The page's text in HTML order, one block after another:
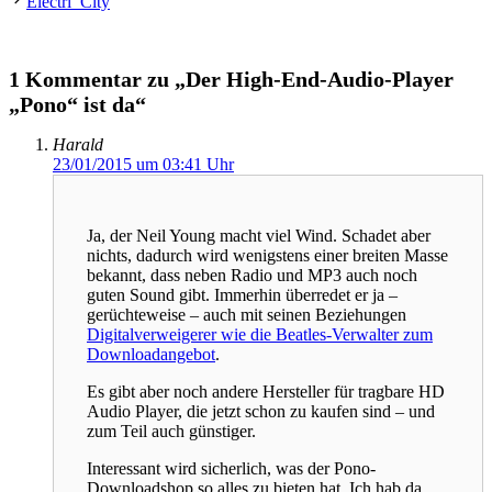
1 Kommentar zu „Der High-End-Audio-Player
„Pono“ ist da“
Harald
23/01/2015 um 03:41 Uhr
Ja, der Neil Young macht viel Wind. Schadet aber
nichts, dadurch wird wenigstens einer breiten Masse
bekannt, dass neben Radio und MP3 auch noch
guten Sound gibt. Immerhin überredet er ja –
gerüchteweise – auch mit seinen Beziehungen
Digitalverweigerer wie die Beatles-Verwalter zum
Downloadangebot.
Es gibt aber noch andere Hersteller für tragbare HD
Audio Player, die jetzt schon zu kaufen sind – und
zum Teil auch günstiger.
Interessant wird sicherlich, was der Pono-